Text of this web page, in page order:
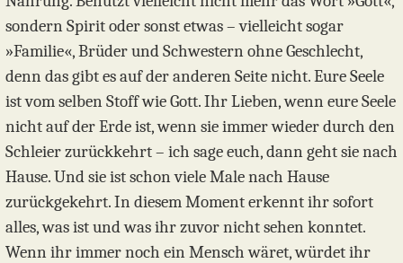
sondern Spirit oder sonst etwas – vielleicht sogar
»Familie«, Brüder und Schwestern ohne Geschlecht,
denn das gibt es auf der anderen Seite nicht. Eure Seele
ist vom selben Stoff wie Gott. Ihr Lieben, wenn eure Seele
nicht auf der Erde ist, wenn sie immer wieder durch den
Schleier zurückkehrt – ich sage euch, dann geht sie nach
Hause. Und sie ist schon viele Male nach Hause
zurückgekehrt. In diesem Moment erkennt ihr sofort
alles, was ist und was ihr zuvor nicht sehen konntet.
Wenn ihr immer noch ein Mensch wäret, würdet ihr